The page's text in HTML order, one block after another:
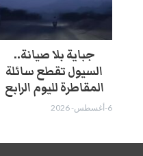
جباية بلا صيانة..
السيول تقطع سائلة
المقاطرة لليوم الرابع
6-أغسطس- 2026